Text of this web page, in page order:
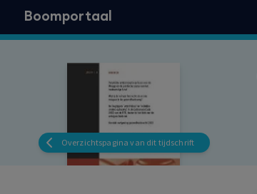
Boomportaal
Overzichtspagina van dit tijdschrift